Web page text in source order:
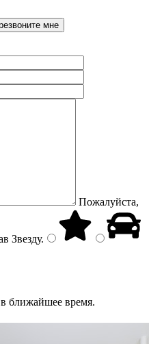
Пожалуйста,
Звезду.
ближайшее время.